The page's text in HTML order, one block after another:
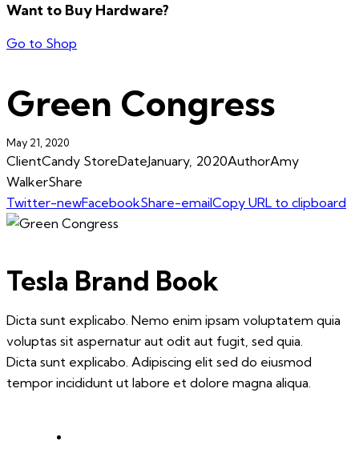
Want to Buy Hardware?
Go to Shop
Green Congress
May 21, 2020
ClientCandy StoreDateJanuary, 2020AuthorAmy
WalkerShare
Twitter-newFacebookShare-emailCopy URL to clipboard
Tesla Brand Book
Dicta sunt explicabo. Nemo enim ipsam voluptatem quia
voluptas sit aspernatur aut odit aut fugit, sed quia.
Dicta sunt explicabo. Adipiscing elit sed do eiusmod
tempor incididunt ut labore et dolore magna aliqua.